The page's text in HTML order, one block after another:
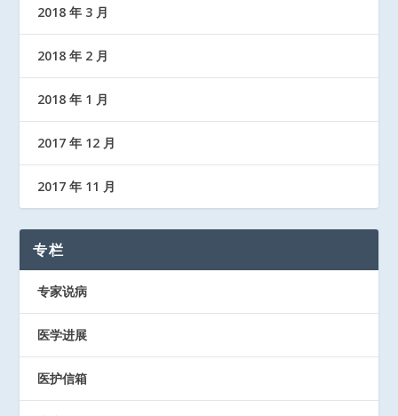
2018 年 3 月
2018 年 2 月
2018 年 1 月
2017 年 12 月
2017 年 11 月
专栏
专家说病
医学进展
医护信箱